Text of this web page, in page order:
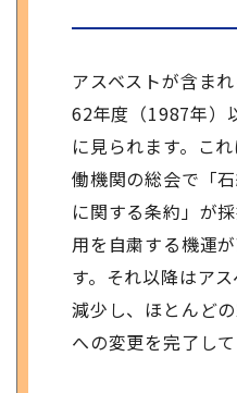
アスベストが含ま
62年度（1987年）
に見られます。こ
働機関の総会で「
に関する条約」が
用を自粛する機運
す。それ以降はア
減少し、ほとんど
への変更を完了して